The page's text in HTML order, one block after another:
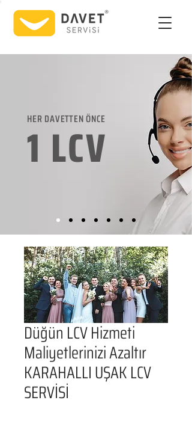
HER DAVETTEN ÖNCE
1 LCV
Düğün LCV Hizmeti
Maliyetlerinizi Azaltır
KARAHALLI UŞAK LCV
SERVİSİ